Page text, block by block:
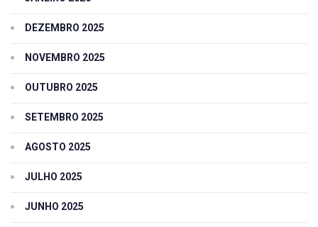
DEZEMBRO 2025
NOVEMBRO 2025
OUTUBRO 2025
SETEMBRO 2025
AGOSTO 2025
JULHO 2025
JUNHO 2025